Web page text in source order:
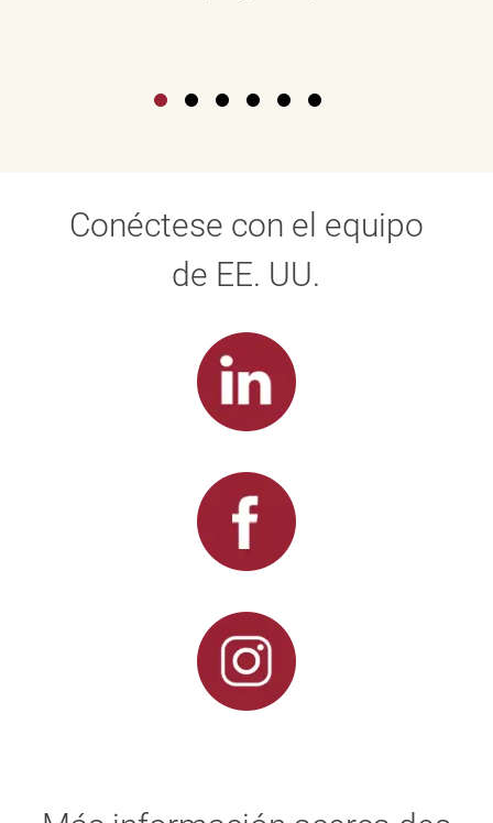
Conéctese con el equipo
de EE. UU.